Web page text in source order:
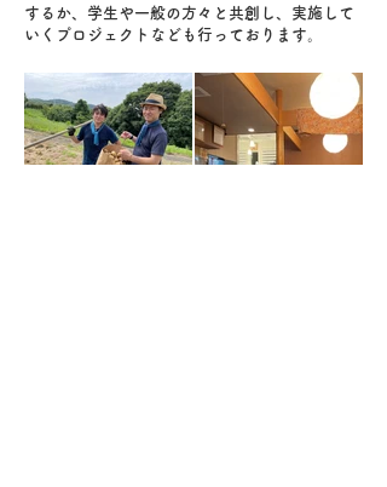
するか、学生や一般の方々と共創し、実施して
いくプロジェクトなども行っております。